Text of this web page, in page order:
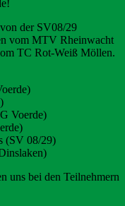
der SV08/29
vom MTV Rheinwacht
TC Rot-Weiß Möllen.
Voerde)
(SV 08/29)
uns bei den Teilnehmern